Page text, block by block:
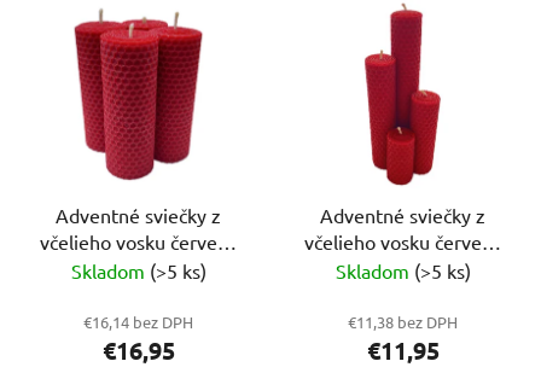
Adventné sviečky z
včelieho vosku červená
12x4,5 cm, 4ks
Skladom (>5 ks)
€16,14 bez DPH
€16,95
Adventné sviečky z
včelieho vosku červená
18,14,10,6 x 3 cm
Skladom (>5 ks)
€11,38 bez DPH
€11,95